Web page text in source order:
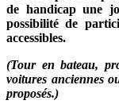
de handicap une
possibilité de
accessibles.
(Tour en bateau,
voitures anciennes
proposés.)